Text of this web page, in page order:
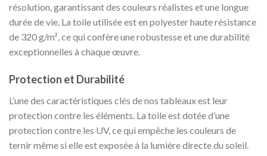
résolution, garantissant des couleurs réalistes et une longue
durée de vie. La toile utilisée est en polyester haute résistance
de 320 g/m², ce qui confère une robustesse et une durabilité
exceptionnelles à chaque œuvre.
Protection et Durabilité
L’une des caractéristiques clés de nos tableaux est leur
protection contre les éléments. La toile est dotée d’une
protection contre les UV, ce qui empêche les couleurs de
ternir même si elle est exposée à la lumière directe du soleil.